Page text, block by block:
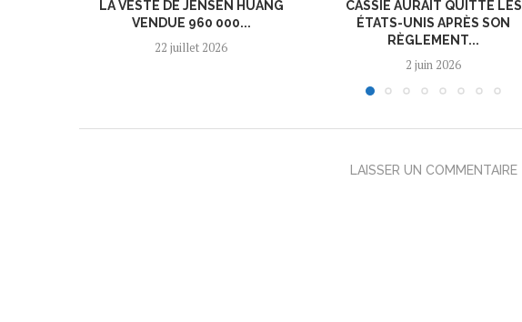
LA VESTE DE JENSEN HUANG
VENDUE 960 000...
22 juillet 2026
CASSIE AURAIT QUITTÉ LES
ÉTATS-UNIS APRÈS SON
RÈGLEMENT...
2 juin 2026
LAISSER UN COMMENTAIRE